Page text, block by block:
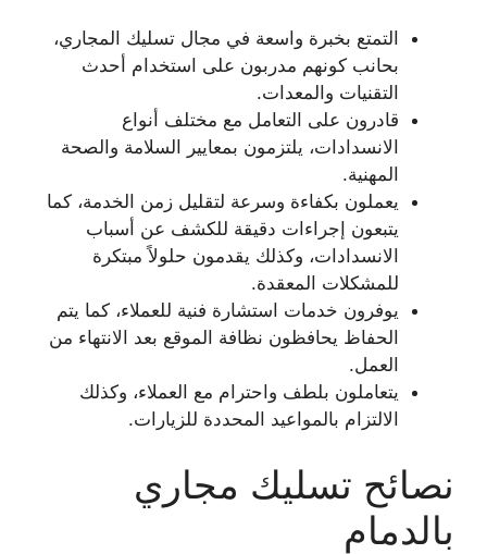
التمتع بخبرة واسعة في مجال تسليك المجاري،
بحانب كونهم مدربون على استخدام أحدث
التقنيات والمعدات.
قادرون على التعامل مع مختلف أنواع
الانسدادات، يلتزمون بمعايير السلامة والصحة
المهنية.
يعملون بكفاءة وسرعة لتقليل زمن الخدمة، كما
يتبعون إجراءات دقيقة للكشف عن أسباب
الانسدادات، وكذلك يقدمون حلولاً مبتكرة
للمشكلات المعقدة.
يوفرون خدمات استشارة فنية للعملاء، كما يتم
الحفاظ يحافظون نظافة الموقع بعد الانتهاء من
العمل.
يتعاملون بلطف واحترام مع العملاء، وكذلك
الالتزام بالمواعيد المحددة للزيارات.
نصائح تسليك مجاري
بالدمام